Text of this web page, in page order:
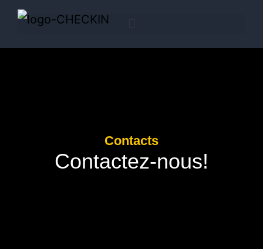
Contacts
Contactez-nous!